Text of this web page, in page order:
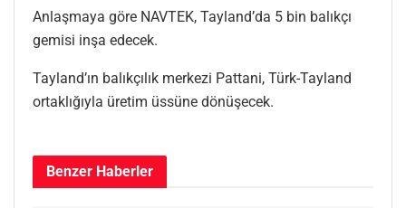
Anlaşmaya göre NAVTEK, Tayland’da 5 bin balıkçı
gemisi inşa edecek.
Tayland’ın balıkçılık merkezi Pattani, Türk-Tayland
ortaklığıyla üretim üssüne dönüşecek.
Benzer Haberler